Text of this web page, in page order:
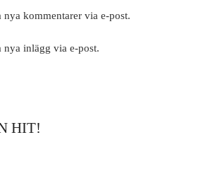
kommentarer via e-post.
nya inlägg via e-post.
HIT!